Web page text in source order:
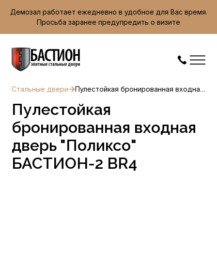
Демозал работает ежедневно в удобное для Вас время.
Просьба заранее предупредить о визите
Стальные двери Пулестойкая бронированная входная дверь "Поликсо" БАСТИОН-2 BR4
Пулестойкая
бронированная входная
дверь "Поликсо"
БАСТИОН-2 BR4